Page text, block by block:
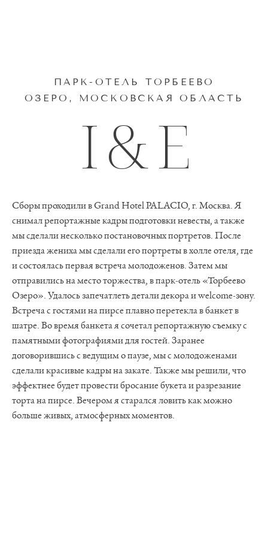
ПАРК-ОТЕЛЬ ТОРБЕЕВО
ОЗЕРО, МОСКОВСКАЯ ОБЛАСТЬ
I & E
Сборы проходили в Grand Hotel PALACIO, г. Москва. Я
снимал репортажные кадры подготовки невесты, а также
мы сделали несколько постановочных портретов. После
приезда жениха мы сделали его портреты в холле отеля, где
и состоялась первая встреча молодоженов. Затем мы
отправились на место торжества, в парк-отель «Торбеево
Озеро». Удалось запечатлеть детали декора и welcome-зону.
Встреча с гостями на пирсе плавно перетекла в банкет в
шатре. Во время банкета я сочетал репортажную съемку с
памятными фотографиями для гостей. Заранее
договорившись с ведущим о паузе, мы с молодоженами
сделали красивые кадры на закате. Также мы решили, что
эффектнее будет провести бросание букета и разрезание
торта на пирсе. Вечером я старался ловить как можно
больше живых, атмосферных моментов.